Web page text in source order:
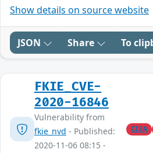
Show details on source website
JSON Share To
FKIE_CVE-
2020-16846
Vulnerability from
fkie_nvd - Published:
2020-11-06 08:15 -
CISA